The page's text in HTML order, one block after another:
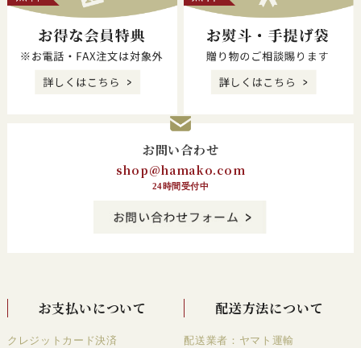
お問い合わせ
shop@hamako.com
24時間受付中
お支払いについて
クレジットカード決済
配送方法について
配送業者：ヤマト運輸